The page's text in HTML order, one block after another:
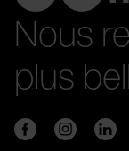
Nous
plus